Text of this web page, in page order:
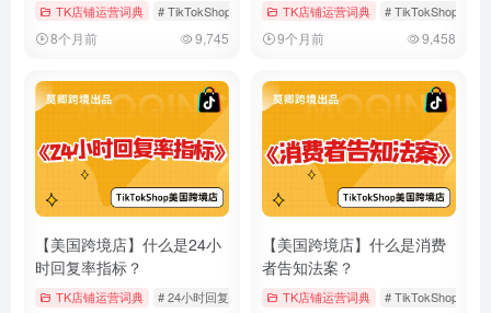
TK店铺运营词典 # TikTokShop # 主营类目 # 多主营类目
8个月前 9,745
TK店铺运营词典 # TikTokShop
9个月前 9,458
【美国跨境店】什么是24小
时回复率指标？
TK店铺运营词典 # 24小时回复率 # TikTokShop # 客户服务
【美国跨境店】什么是消费
者告知法案？
TK店铺运营词典 # TikTokShop